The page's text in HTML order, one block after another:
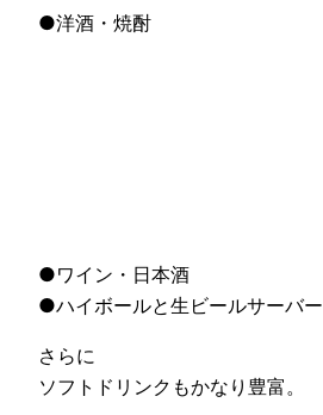
●洋酒・焼酎
●ワイン・日本酒
●ハイボールと生ビールサーバー
さらに
ソフトドリンクもかなり豊富。